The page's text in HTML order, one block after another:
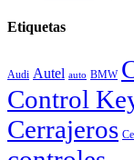
Etiquetas
Audi Autel auto BMW
Control
Cerrajeros